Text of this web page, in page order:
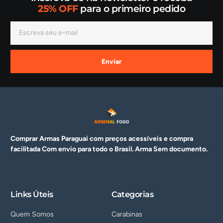
25% OFFpara o primeiro pedido
Enviar
Comprar Armas Paraguai com preços acessíveis e compra
facilitada Com envio para todo o Brasil. ArmaSem documento.
Links Úteis
Quem Somos
Categorias
Carabinas